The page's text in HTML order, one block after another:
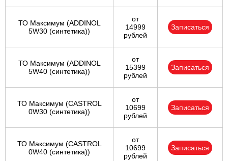
ТО Максимум (ADDINOL
5W30 (синтетика))
от
14999
рублей
Записаться
ТО Максимум (ADDINOL
5W40 (синтетика))
от
15399
рублей
Записаться
ТО Максимум (CASTROL
0W30 (синтетика))
от
10699
рублей
Записаться
ТО Максимум (CASTROL
0W40 (синтетика))
от
10699
рублей
Записаться